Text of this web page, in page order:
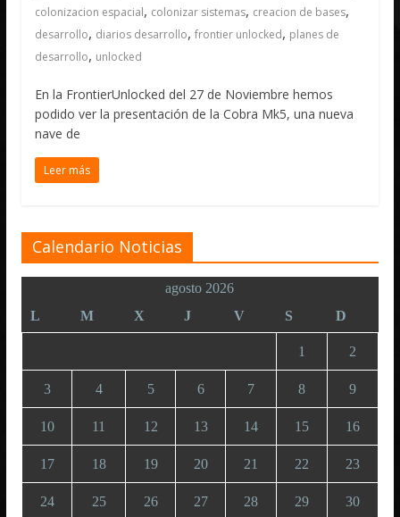
colonizacion espacial, colonizar sistemas, creacion de bases,
desarrollo, diarios desarrollo,frontier unlocked, planes de
desarrollo, unlocked
En la FrontierUnlocked del 27 de Noviembre hemos
podido ver la presentación de la Cobra Mk5, una nueva
nave de
Leer más
Calendario Noticias
agosto 2026
L
M X J V S D
1 2
3 4 5 6 7 8 9
10 11 12 13 14 15 16
17 18 19 20 21 22 23
24 25 26 27 28 29 30